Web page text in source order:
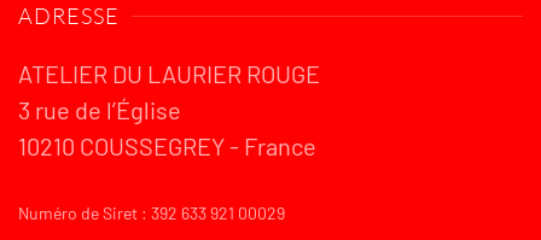
ADRESSE
ATELIER DU LAURIER ROUGE
3 rue de l’Église
10210 COUSSEGREY - France
Numéro de Siret : 392 633 921 00029